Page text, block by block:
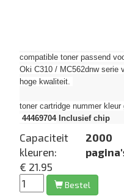
compatible toner passend
Oki C310 / MC562dnw serie
hoge kwaliteit.
toner cartridge nummer kleur
44469704Inclusief chip
Capaciteit
kleuren:
2000
€ 21.95
Bestel